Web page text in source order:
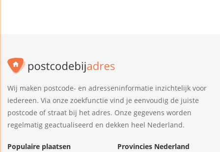
Wij maken postcode- en adresseninformatie inzichtelijk voor
iedereen. Via onze zoekfunctie vind je eenvoudig de juiste
postcode of straat bij het adres. Onze gegevens worden
regelmatig geactualiseerd en dekken heel Nederland.
Populaire plaatsen
Provincies Nederland